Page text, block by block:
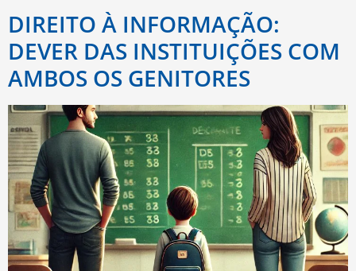
DIREITO À INFORMAÇÃO:
DEVER DAS INSTITUIÇÕES COM
AMBOS OS GENITORES